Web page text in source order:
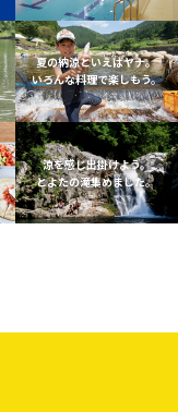
夏の納涼といえばヤナ。
いろんな料理で楽しもう。
涼を感じ出掛けよう。
とよたの滝集めました。